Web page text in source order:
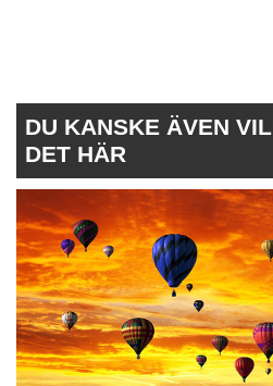
DU KANSKE ÄVEN
DET HÄR